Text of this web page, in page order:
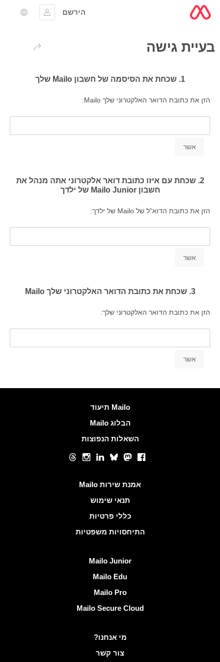
הירשם
להתחבר
בעיית גישה חזרה
1. שכחת את הסיסמה של חשבון Mailo שלך
הזן את כתובת הדואר האלקטרוני שלך Mailo:
2. שכחת עם איזו כתובת דואר אלקטרוני אתה מנהל את
חשבון Mailo Junior של ילדך
הזן את כתובת הדוא"ל של Mailo של ילדך:
3. שכחת את כתובת הדואר האלקטרוני שלך Mailo
הזן את כתובת הדואר האלקטרוני שלך:
Mailo תיעוד
הבלוג Mailo
השאלות הנפוצות
Facebook
Mastodon
Bluesky
LinkedIn
Instagram
Threads
אמנת שירות Mailo
תנאי שימוש
כללי פרטיות
התיחסויות משפטיות
Mailo Junior
Mailo Edu
Mailo Pro
Mailo Secure Cloud
מי אנחנו?
צור קשר